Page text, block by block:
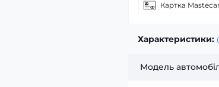
Картка
Характеристики:
Модель